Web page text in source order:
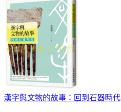
漢字與文物的故事：回到石器時代